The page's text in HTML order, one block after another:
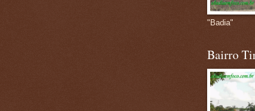
"Badia"
Bairro